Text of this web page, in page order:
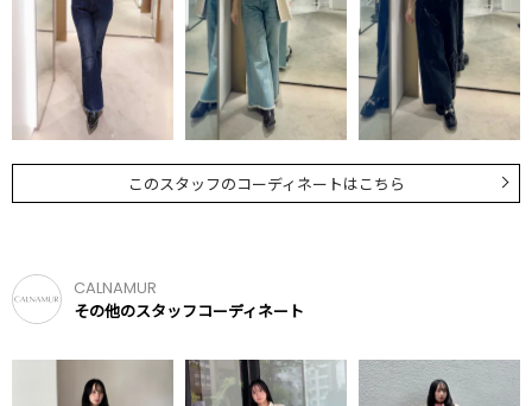
このスタッフのコーディネートはこちら
CALNAMUR
その他のスタッフコーディネート